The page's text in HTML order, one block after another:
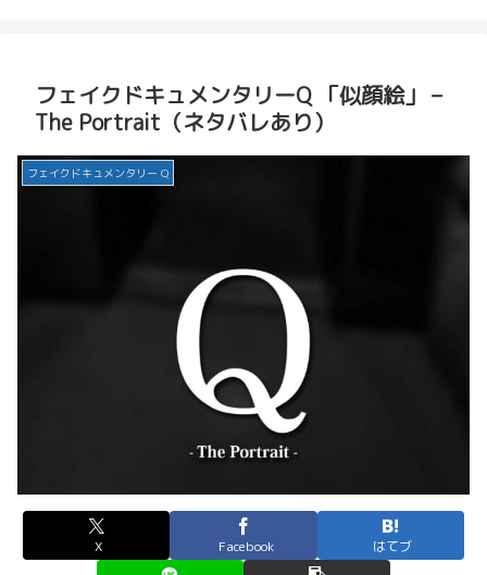
フェイクドキュメンタリーQ 「似顔絵」 –
The Portrait（ネタバレあり）
フェイクドキュメンタリー Q
X Facebook はてブ